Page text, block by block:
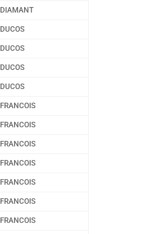
DIAMANT
DUCOS
DUCOS
DUCOS
DUCOS
FRANCOIS
FRANCOIS
FRANCOIS
FRANCOIS
FRANCOIS
FRANCOIS
FRANCOIS